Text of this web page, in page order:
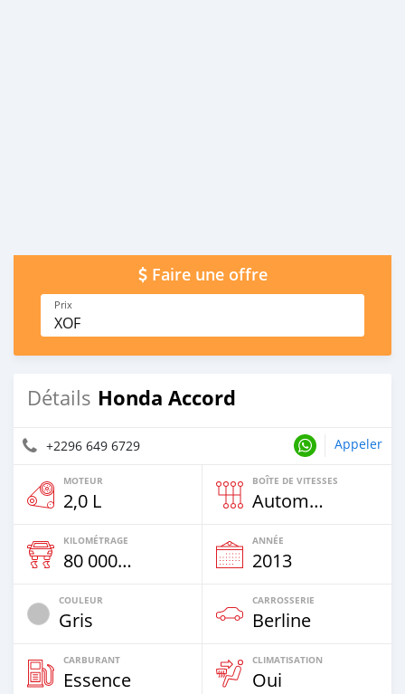
Faire une offre
Prix
XOF
Détails Honda Accord
+2296 649 6729 Appeler
MOTEUR
2,0 L
BOÎTE DE VITESSES
Automatique
KILOMÉTRAGE
80 000 Km
ANNÉE
2013
COULEUR
Gris
CARROSSERIE
Berline
CARBURANT
Essence
CLIMATISATION
Oui